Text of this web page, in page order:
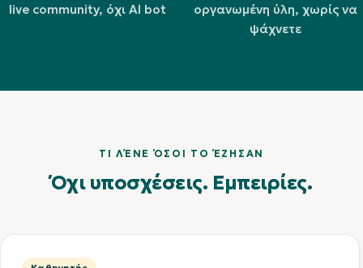
live community, όχι AI bot
οργανωμένη ύλη, χωρίς να
ψάχνετε
ΤΙ ΛΈΝΕ ΌΣΟΙ ΤΟ ΈΖΗΣΑΝ
Όχι υποσχέσεις. Εμπειρίες.